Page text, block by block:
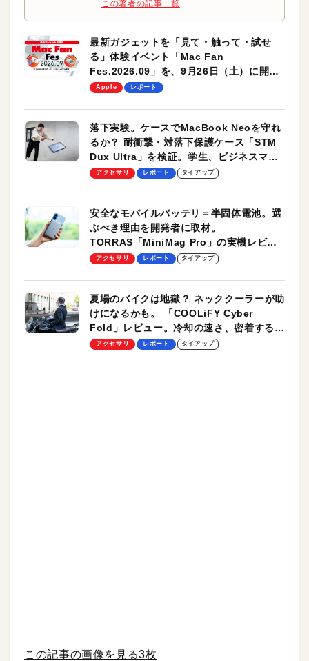
この著者の記事一覧
最新ガジェットを「見て・触って・試せ
る」体験イベント「Mac Fan
Fes.2026.09」を、9月26日（土）に開催
します！
Apple レポート
落下実験。ケースでMacBook Neoを守れ
るか？ 耐衝撃・対落下保護ケース「STM
Dux Ultra」を検証。学生、ビジネスマン
のモバイルユースに最適！
アクセサリ レポート タイアップ
安全なモバイルバッテリ＝半固体電池。選
ぶべき理由を開発者に取材。
TORRAS「MiniMag Pro」の実機レビュ
ーも
アクセサリ レポート タイアップ
夏場のバイクは地獄？ ネッククーラーが助
けになるかも。 「COOLiFY Cyber
Fold」レビュー。冷却の速さ、密着する冷
却プレート、シンプルな操作性がグッド！
アクセサリ レポート タイアップ
この記事の画像を見る3枚